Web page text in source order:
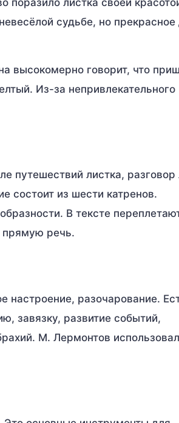
поразило листка своей
судьбе, но прекрасное
высокомерно говорит, что
Из-за непривлекательного
путешествий листка, разговор
состоит из шести катренов.
В тексте
прямую речь.
настроение, разочарование.
завязку, развитие событий,
М. Лермонтов